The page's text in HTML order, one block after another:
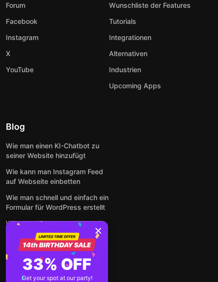
Forum
Facebook
Instagram
X
YouTube
Wunschliste der Features
Tutorials
Integrationen
Alternativen
Industrien
Upcoming Apps
Blog
Wie man einen KI-Chatbot zu
seiner Website hinzufügt
Wie kann man Instagram Feed
auf Webseite einbetten
Wie man schnell und einfach ein
Formular für WordPress erstellt
Wie man Formulare online und
kostenlos auf jeder Website
einbettet
So betten Sie Google-
Bewertungen kostenlos auf
einer Website ein
33% OFF
Get your spot at our party!